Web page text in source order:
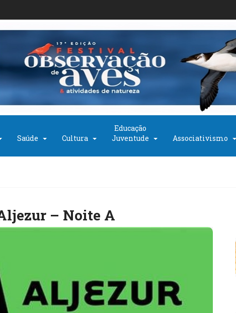
Saúde Cultura
Educação
Juventude
Associativismo
– Noite A